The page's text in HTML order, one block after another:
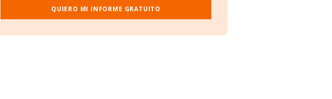
QUIERO MI INFORME GRATUITO